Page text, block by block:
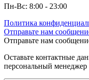
Пн-Вс: 8:00 - 23:00
Политика
Отправьте нам
Отправьте нам
Оставьте контактные
персональный менеджер